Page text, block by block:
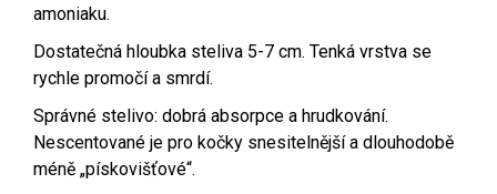
amoniaku.
Dostatečná hloubka steliva 5-7 cm. Tenká vrstva se
rychle promočí a smrdí.
Správné stelivo: dobrá absorpce a hrudkování.
Nescentované je pro kočky snesitelnější a dlouhodobě
méně „pískovišťové“.